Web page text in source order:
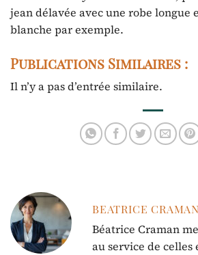
jean délavée avec une robe
blanche par exemple.
Publications Similaires :
Il n’y a pas d’entrée similaire.
BEATRICE CRAMAN
Béatrice Craman
au service de celles